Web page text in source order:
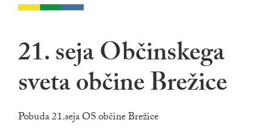
21. seja Občinskega
sveta občine Brežice
Pobuda 21.seja OS občine Brežice